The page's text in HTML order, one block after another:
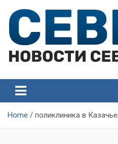
content
Севастополя
Севастополя
Home поликлиника в